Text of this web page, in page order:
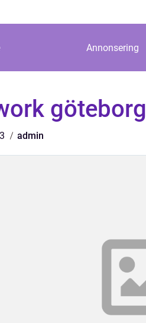
Annonsering
göteborg
admin